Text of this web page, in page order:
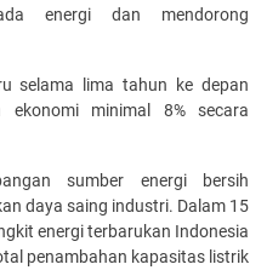
energi dan mendorong
selama lima tahun ke depan
ekonomi minimal 8% secara
sumber energi bersih
daya saing industri. Dalam 15
energi terbarukan Indonesia
penambahan kapasitas listrik